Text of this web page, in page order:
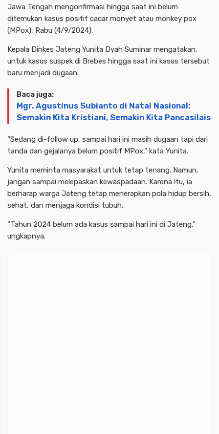
Jawa Tengah mengonfirmasi hingga saat ini belum
ditemukan kasus positif cacar monyet atau monkey pox
(MPox), Rabu (4/9/2024).
Kepala Dinkes Jateng Yunita Dyah Suminar mengatakan,
untuk kasus suspek di Brebes hingga saat ini kasus tersebut
baru menjadi dugaan.
Baca juga:
Mgr. Agustinus Subianto di Natal Nasional:
Semakin Kita Kristiani, Semakin Kita Pancasilais
“Sedang di-follow up, sampai hari ini masih dugaan tapi dari
tanda dan gejalanya belum positif MPox,” kata Yunita.
Yunita meminta masyarakat untuk tetap tenang. Namun,
jangan sampai melepaskan kewaspadaan. Karena itu, ia
berharap warga Jateng tetap menerapkan pola hidup bersih,
sehat, dan menjaga kondisi tubuh.
“Tahun 2024 belum ada kasus sampai hari ini di Jateng,”
ungkapnya.